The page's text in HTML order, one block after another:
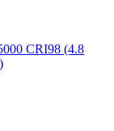
CRI98 (4.8